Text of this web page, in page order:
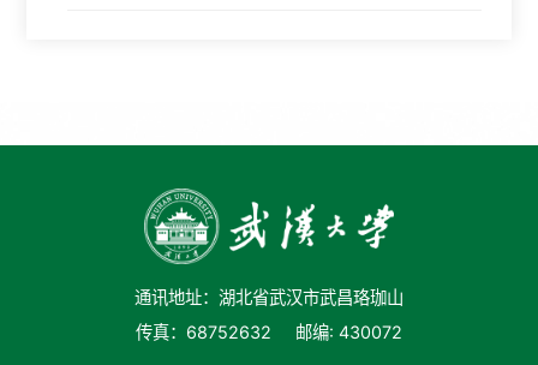
通讯地址：湖北省武汉市武昌珞珈山
传真：68752632
邮编: 430072